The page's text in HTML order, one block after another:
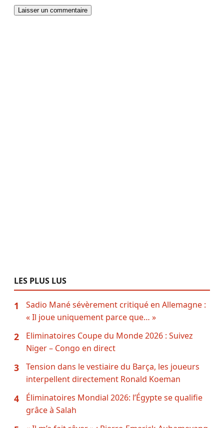
LES PLUS LUS
1
Sadio Mané sévèrement critiqué en Allemagne :
« Il joue uniquement parce que… »
2
Eliminatoires Coupe du Monde 2026 : Suivez
Niger – Congo en direct
3
Tension dans le vestiaire du Barça, les joueurs
interpellent directement Ronald Koeman
4
Éliminatoires Mondial 2026: l’Égypte se qualifie
grâce à Salah